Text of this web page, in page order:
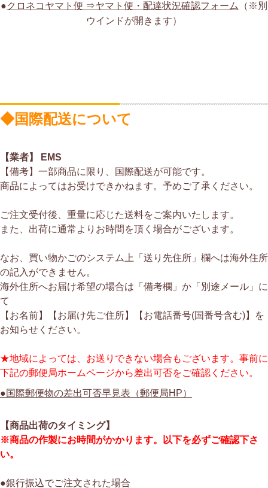
●クロネコヤマト便 ⇒ヤマト便・配達状況確認フォーム （※別
ウインドが開きます）
◆国際配送について
【業者】 EMS
【備考】一部商品に限り、国際配送が可能です。
商品によってはお受けできかねます。予めご了承ください。
ご注文受付後、重量に応じた送料をご案内いたします。
また、出荷に通常よりお時間を頂く場合がございます。
なお、買い物かごのシステム上「送り先住所」欄へは海外住所
の記入ができません。
海外住所へお届け希望の場合は「備考欄」か「別途メール」に
て
【お名前】【お届け先ご住所】【お電話番号(国番号含む)】を
お知らせください。
★地域によっては、お送りできない場合もございます。事前に
下記の郵便局ホームページから差出可否をご確認ください。
●国際郵便物の差出可否早見表（郵便局HP）
【商品出荷のタイミング】
※商品の作製にお時間がかかります。以下を必ずご確認下さ
い。
●銀行振込でご注文された場合